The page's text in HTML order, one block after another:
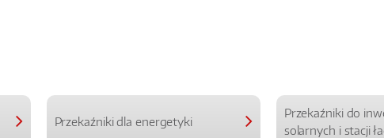
Przekaźniki dla energetyki
Przekaźniki do
solarnych i stacji